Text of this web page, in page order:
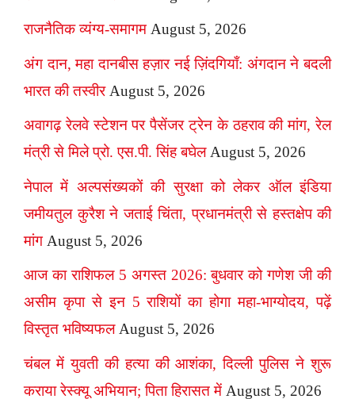
राजनैतिक व्यंग्य-समागम August 5, 2026
अंग दान, महा दानबीस हज़ार नई ज़िंदगियाँ: अंगदान ने बदली
भारत की तस्वीर August 5, 2026
अवागढ़ रेलवे स्टेशन पर पैसेंजर ट्रेन के ठहराव की मांग, रेल
मंत्री से मिले प्रो. एस.पी. सिंह बघेल August 5, 2026
नेपाल में अल्पसंख्यकों की सुरक्षा को लेकर ऑल इंडिया
जमीयतुल कुरैश ने जताई चिंता, प्रधानमंत्री से हस्तक्षेप की
मांग August 5, 2026
आज का राशिफल 5 अगस्त 2026: बुधवार को गणेश जी की
असीम कृपा से इन 5 राशियों का होगा महा-भाग्योदय, पढ़ें
विस्तृत भविष्यफल August 5, 2026
चंबल में युवती की हत्या की आशंका, दिल्ली पुलिस ने शुरू
कराया रेस्क्यू अभियान; पिता हिरासत में August 5, 2026